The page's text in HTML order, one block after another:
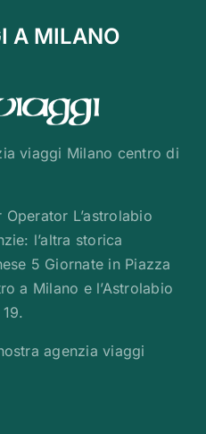
A MILANO
viaggi Milano centro di
L’astrolabio
l’altra storica
5 Giornate in Piazza
a Milano e l’Astrolabio
agenzia viaggi